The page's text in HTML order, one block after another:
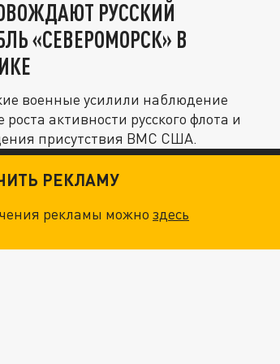
РУССКИЙ
«СЕВЕРОМОРСК» В
военные усилили наблюдение
роста активности русского флота и
присутствия ВМС США.
РЕКЛАМУ
рекламы можноздесь